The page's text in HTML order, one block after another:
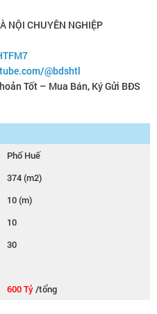
NỘI CHUYÊN NGHIỆP
@bdshtl
Tốt – Mua Bán, Ký Gửi BĐS
Phố Huế
374 (m2)
10 (m)
10
30
600 Tỷ/tổng